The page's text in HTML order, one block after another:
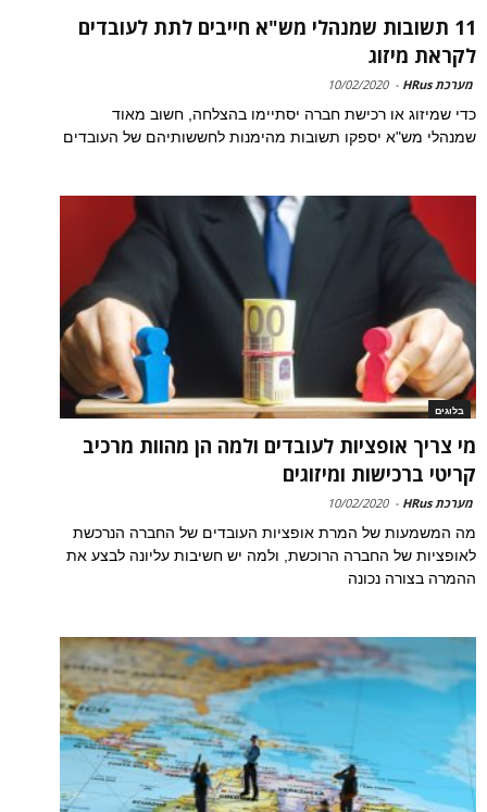
11 תשובות שמנהלי מש"א חייבים לתת לעובדים
לקראת מיזוג
מערכת HRus -
10/02/2020
כדי שמיזוג או רכישת חברה יסתיימו בהצלחה, חשוב מאוד
שמנהלי מש"א יספקו תשובות מהימנות לחששותיהם של העובדים
בלוגים
מי צריך אופציות לעובדים ולמה הן מהוות מרכיב
קריטי ברכישות ומיזוגים
מערכת HRus -
10/02/2020
מה המשמעות של המרת אופציות העובדים של החברה הנרכשת
לאופציות של החברה הרוכשת, ולמה יש חשיבות עליונה לבצע את
ההמרה בצורה נכונה